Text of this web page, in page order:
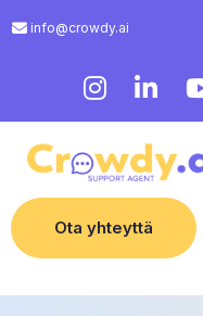
info@crowdy.ai
Ota yhteyttä